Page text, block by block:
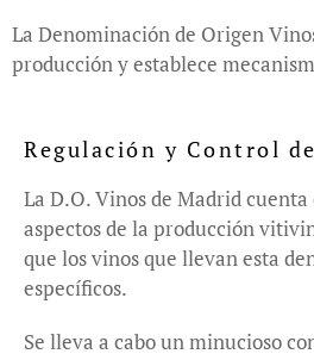
La Denominación de Origen
producción y establece
Regulación y Control
La D.O. Vinos de Madrid
aspectos de la producción
que los vinos que llevan esta
específicos.
Se lleva a cabo un minucioso